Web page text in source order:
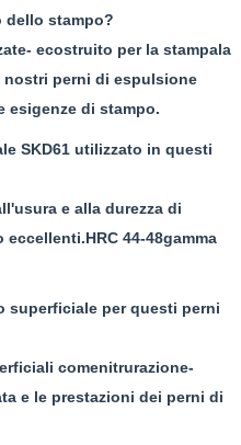
dello stampo?
- ecostruito per la stampala
perni di espulsione
esigenze di stampo.
SKD61 utilizzato in questi
e alla durezza di
eccellenti.HRC 44-48gamma
superficiale per questi perni
comenitrurazione-
e le prestazioni dei perni di